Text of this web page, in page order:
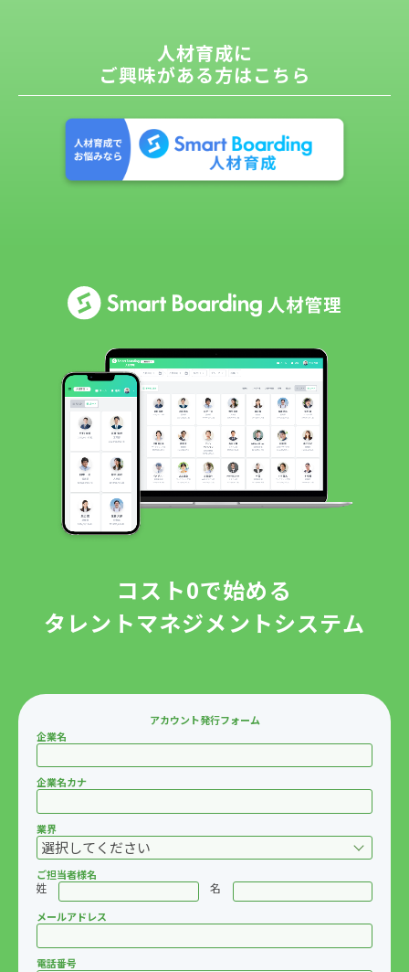
人材育成に
ご興味がある方はこちら
コスト0で始める
タレントマネジメントシステム
アカウント発行フォーム
企業名
企業名カナ
業界
ご担当者様名
姓 名
メールアドレス
電話番号